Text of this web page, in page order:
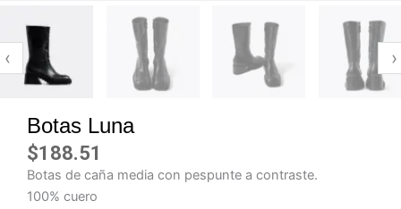
‹ ›
Botas Luna
$188.51
Botas de caña media con pespunte a contraste.
100% cuero